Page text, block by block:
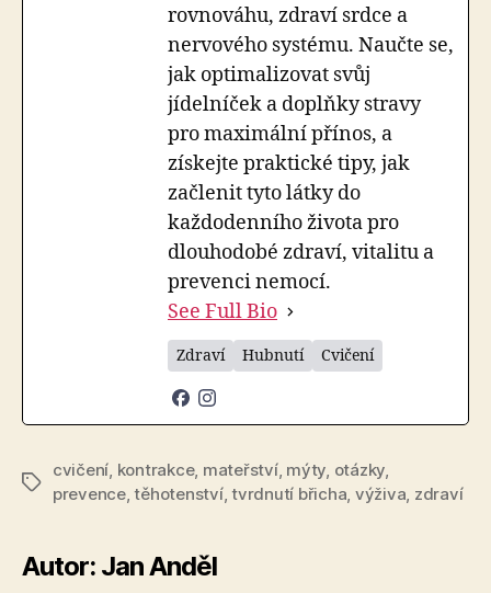
rovnováhu, zdraví srdce a
nervového systému. Naučte se,
jak optimalizovat svůj
jídelníček a doplňky stravy
pro maximální přínos, a
získejte praktické tipy, jak
začlenit tyto látky do
každodenního života pro
dlouhodobé zdraví, vitalitu a
prevenci nemocí.
See Full Bio
Zdraví Hubnutí Cvičení
Štítky
cvičení kontrakce, mateřství, mýty otázky
prevence,těhotenství,tvrdnutí břicha výživa zdraví
Autor: Jan Anděl